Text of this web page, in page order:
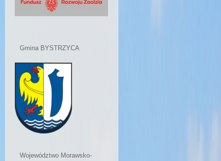
Gmina BYSTRZYCA
Województwo Morawsko-